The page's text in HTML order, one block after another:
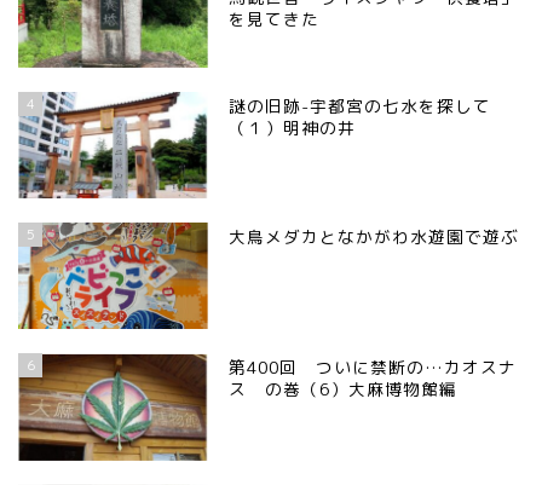
を見てきた
4
謎の旧跡-宇都宮の七水を探して
（１）明神の井
5 大鳥メダカとなかがわ水遊園で遊ぶ
6
第400回 ついに禁断の…カオスナ
ス の巻（6）大麻博物館編